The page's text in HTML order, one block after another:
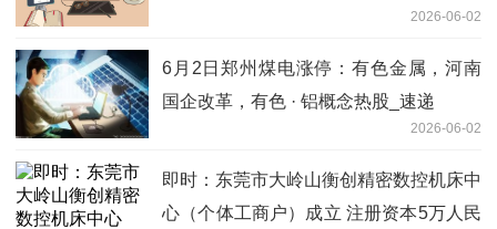
2026-06-02
6月2日郑州煤电涨停：有色金属，河南
国企改革，有色 · 铝概念热股_速递
2026-06-02
即时：东莞市大岭山衡创精密数控机床中
心（个体工商户）成立 注册资本5万人民